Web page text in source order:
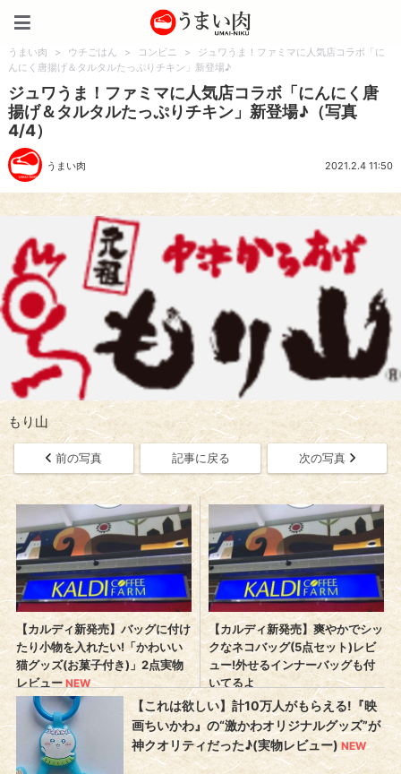
うまい肉 > ウチごはん > コンビニ >
ジュワうま！ファミマに人気店コラボ「に
んにく唐揚げ＆タルタルたっぷりチキン」新登場♪
ジュワうま！ファミマに人気店コラボ「にんにく唐
揚げ＆タルタルたっぷりチキン」新登場♪（写真
4/4）
うまい肉 2021.2.4 11:50
もり山
前の写真 記事に戻る 次の写真